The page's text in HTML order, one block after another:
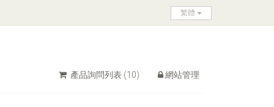
繁體
產品詢問列表 (10) 網站管理